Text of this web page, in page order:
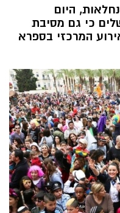
היום
כי גם מסיבת
המרכזי בספרא